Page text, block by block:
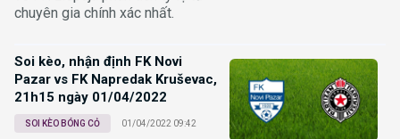
chuyên gia chính xác nhất.
Soi kèo, nhận định FK Novi
Pazar vs FK Napredak Kruševac,
21h15 ngày 01/04/2022
SOI KÈO BÓNG CỎ 01/04/2022 09:42